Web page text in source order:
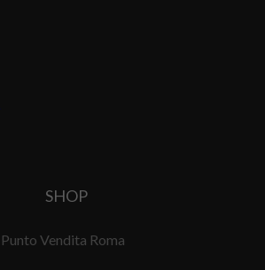
SHOP
Punto Vendita Roma